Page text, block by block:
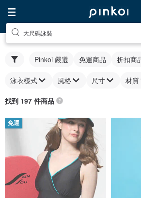
大尺碼泳裝
Pinkoi 嚴選 免運商品 折扣商
泳衣樣式 風格 尺寸 材質
找到 197 件商品
免運